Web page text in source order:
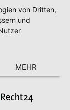
von Dritten,
und
MEHR